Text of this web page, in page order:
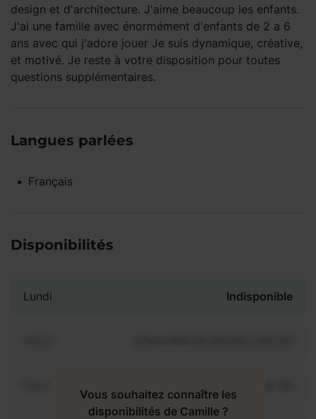
design et d'architecture. J'aime beaucoup les enfants.
J'ai une famille avec énormément d'enfants de 2 a 6
ans avec qui j'adore jouer Je suis dynamique, créative,
et motivé. Je reste à votre disposition pour toutes
questions supplémentaires.
Langues parlées
Français
Disponibilités
Lundi Indisponible
Vous souhaitez connaître les
disponibilités de Camille ?